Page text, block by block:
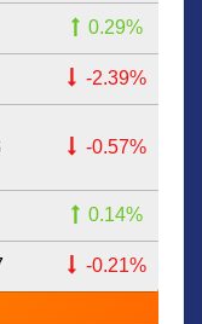
0.29%
-2.39%
-0.57%
0.14%
-0.21%